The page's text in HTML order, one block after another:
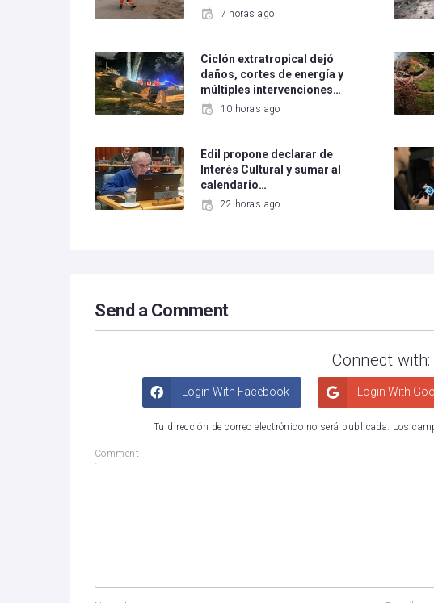
7 horas ago
Ciclón extratropical dejó
daños, cortes de energía y
múltiples intervenciones…
10 horas ago
Edil propone declarar de
Interés Cultural y sumar al
calendario…
22 horas ago
Send a Comment
Connect with:
Login With Facebook Login With
Tu dirección de correo electrónico no será publicada. Los
Comment